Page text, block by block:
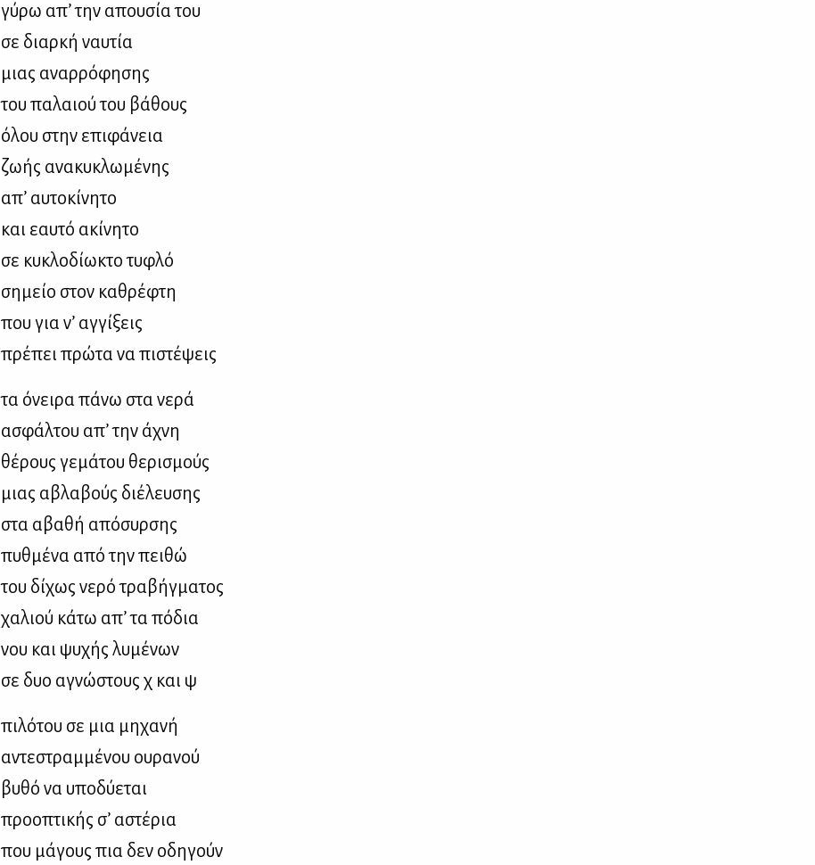
γύ­ρω απ’ την απου­σία του
σε διαρ­κή ναυ­τία
μιας αναρ­ρό­φη­σης
του πα­λαιού του βά­θους
όλου στην επι­φά­νεια
ζω­ής ανα­κυ­κλω­μέ­νης
απ’ αυ­το­κί­νη­το
και εαυ­τό ακί­νη­το
σε κυ­κλο­δί­ω­κτο τυ­φλό
ση­μείο στον κα­θρέ­φτη
που για ν’ αγ­γί­ξεις
πρέ­πει πρώ­τα να πι­στέ­ψεις
τα όνει­ρα πά­νω στα νε­ρά
ασφάλ­του απ’ την άχνη
θέ­ρους γε­μά­του θε­ρι­σμούς
μιας αβλα­βούς διέ­λευ­σης
στα αβα­θή από­συρ­σης
πυθ­μέ­να από την πει­θώ
του δί­χως νε­ρό τρα­βήγ­μα­τος
χα­λιού κά­τω απ’ τα πό­δια
νου και ψυ­χής λυ­μέ­νων
σε δυο αγνώ­στους χ και ψ
πι­λό­του σε μια μη­χα­νή
αντε­στραμ­μέ­νου ου­ρα­νού
βυ­θό να υπο­δύ­ε­ται
προ­ο­πτι­κής σ’ αστέ­ρια
που μά­γους πια δεν οδη­γούν